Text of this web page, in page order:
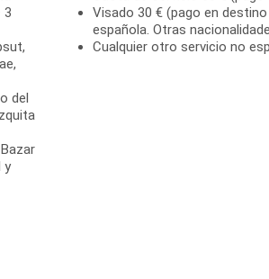
3
del
y
Visado 30 € (pago en
española. Otras
Cualquier otro servicio no